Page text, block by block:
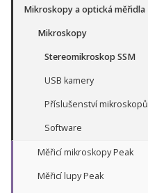
Mikroskopy a optická měřidla
Mikroskopy
Stereomikroskop SSM
USB kamery
Příslušenství mikroskopů
Software
Měřicí mikroskopy Peak
Měřicí lupy Peak